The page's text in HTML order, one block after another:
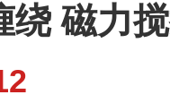
磁力